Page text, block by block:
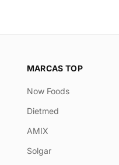
MARCAS TOP
Now Foods
Dietmed
AMIX
Solgar